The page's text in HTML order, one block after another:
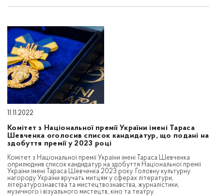
11.11.2022
Комітет з Національної премії України імені Тараса
Шевченка оголосив список кандидатур, що подані на
здобуття премії у 2023 році
Комітет з Національної премії України імені Тараса Шевченка
оприлюднив список кандидатур на здобуття Національної премії
України імені Тараса Шевченка 2023 року. Головну культурну
нагороду України вручать митцям у сферах літератури,
літературознавства та мистецтвознавства, журналістики,
музичного і візуального мистецтв, кіно та театру.